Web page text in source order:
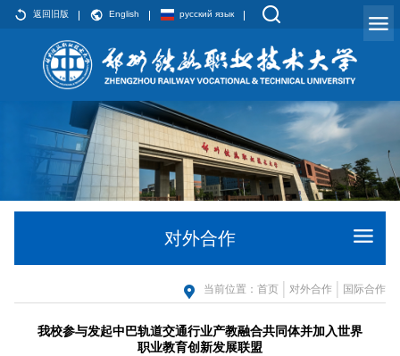
返回旧版 English русский язык
对外合作
当前位置： 首页 对外合作 国际合作
我校参与发起中巴轨道交通行业产教融合共同体并加入世界
职业教育创新发展联盟